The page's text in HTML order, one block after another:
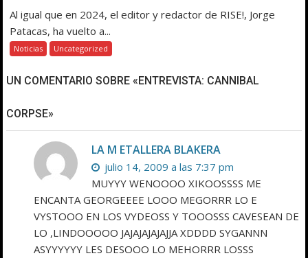
Al igual que en 2024, el editor y redactor de RISE!, Jorge
Patacas, ha vuelto a...
Noticias Uncategorized
UN COMENTARIO SOBRE «ENTREVISTA: CANNIBAL
CORPSE»
LA M ETALLERA BLAKERA
julio 14, 2009 a las 7:37 pm
MUYYY WENOOOO XIKOOSSSS ME
ENCANTA GEORGEEEE LOOO MEGORRR LO E
VYSTOOO EN LOS VYDEOSS Y TOOOSSS CAVESEAN DE
LO ,LINDOOOOO JAJAJAJAJAJJA XDDDD SYGANNN
ASYYYYYY LES DESOOO LO MEHORRR LOSSS